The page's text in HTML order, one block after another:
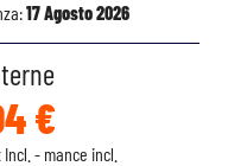
17 Agosto 2026
€
- mance incl.